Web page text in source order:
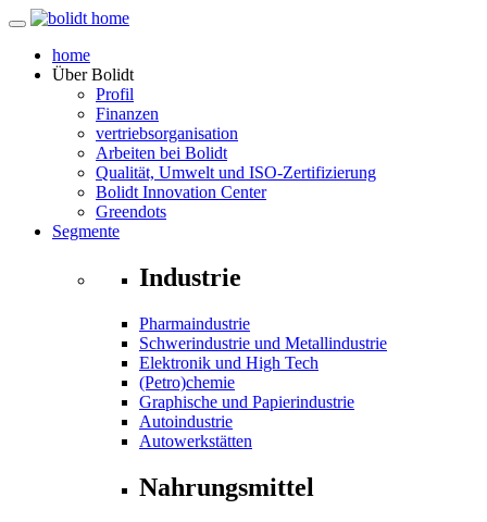
home
ÜberBolidt
Profil
Finanzen
vertriebsorganisation
Arbeiten bei Bolidt
Qualität, Umwelt und ISO-Zertifizierung
Bolidt Innovation Center
Greendots
Segmente
Industrie
Pharmaindustrie
Schwerindustrie und Metallindustrie
Elektronik und High Tech
(Petro)chemie
Graphische und Papierindustrie
Autoindustrie
Autowerkstätten
Nahrungsmittel